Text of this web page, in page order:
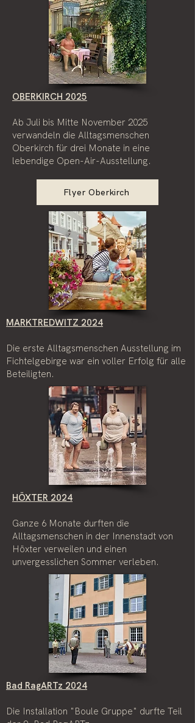
OBERKIRCH 2025
Ab Juli bis Mitte November 2025
verwandeln die Alltagsmenschen
Oberkirch für drei Monate in eine
lebendige Open-Air-Ausstellung.
Flyer Oberkirch
MARKTREDWITZ 2024
Die erste Alltagsmenschen Ausstellung im
Fichtelgebirge war ein voller Erfolg für alle
Beteiligten.
HÖXTER 2024
Ganze 6 Monate durften die
Alltagsmenschen in der Innenstadt von
Höxter verweilen und einen
unvergesslichen Sommer verleben.
Bad RagARTz 2024
Die Installation "Boule Gruppe" durfte Teil